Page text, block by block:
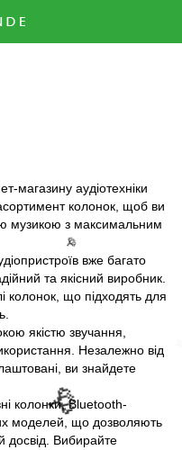
магазину аудіотехніки
колонок, щоб ви
музикою з максимальним
вже багато
та якісний виробник.
колонок, що підходять для
якістю звучання,
Незалежно від
ви знайдете
колонки, Bluetooth-
моделей, що дозволяють
досвід. Вибирайте
🌹
🌹
🌹